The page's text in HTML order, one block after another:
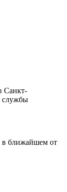
Санкт-
службы
в ближайшем от